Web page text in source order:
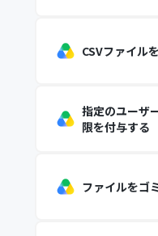
CSVファイル
指定のユーザ
限を付与する
ファイルをゴ